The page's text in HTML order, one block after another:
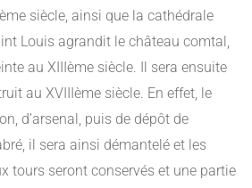
siècle, ainsi que la cathédrale
Louis agrandit le château comtal,
au XIIIème siècle. Il sera ensuite
au XVIIIème siècle. En effet, le
d’arsenal, puis de dépôt de
il sera ainsi démantelé et les
tours seront conservés et une partie